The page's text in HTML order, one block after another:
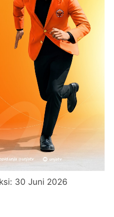
30 Juni 2026